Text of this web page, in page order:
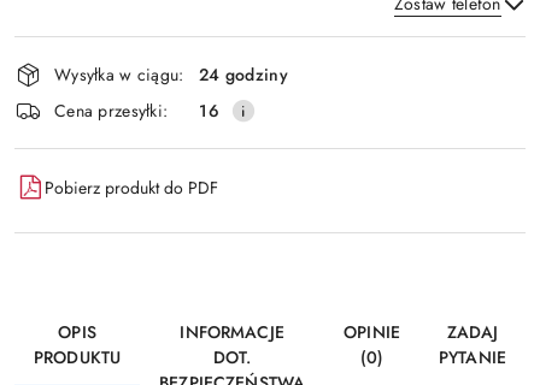
Wyślij
Dostępność
i
dostawa
Wysyłka w ciągu:
24 godziny
Cena przesyłki:
16
Pobierz produkt do PDF
OPIS
PRODUKTU
INFORMACJE
DOT.
OPINIE
(0)
ZADAJ
PYTANIE